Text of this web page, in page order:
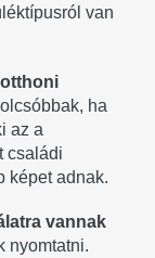
van
ha
az a
családi
képet adnak.
vannak
nyomtatni.